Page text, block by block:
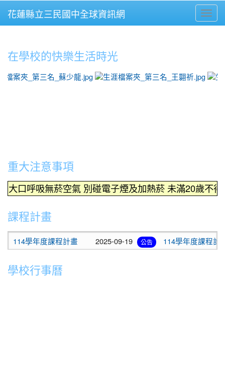
⏸
花蓮縣立三民國中全球資訊網
在學校的快樂生活時光
photo-1624
重大注意事項
無菸空氣 別碰電子煙及加熱菸 未滿20歲不得吸菸
課程計畫
度課程計畫 2025-09-19 公告 114學年度課程計畫
學校行事曆